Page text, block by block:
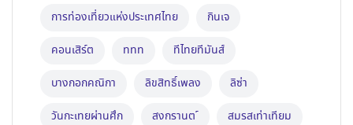
การท่องเที่ยวแห่งประเทศไทย กินเจ
คอนเสิร์ต ททท ทีไทยทีมันส์
บางกอกคณิกา ลิขสิทธิ์เพลง ลิซ่า
วันกะเทยผ่านศึก สงกรานต ์ สมรสเท่าเทียม